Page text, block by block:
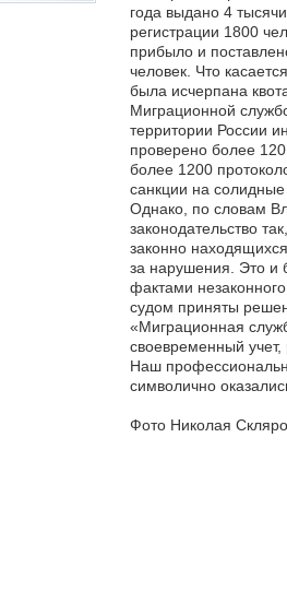
года выдано 4
регистрации 1800
прибыло и
человек. Что
была исчерпана
Миграционной
территории России
проверено более
более 1200
санкции на
Однако, по словам
законодательство
законно
за нарушения. Это и
фактами
судом приняты
«Миграционная
своевременный
Наш
символично
Фото Николая